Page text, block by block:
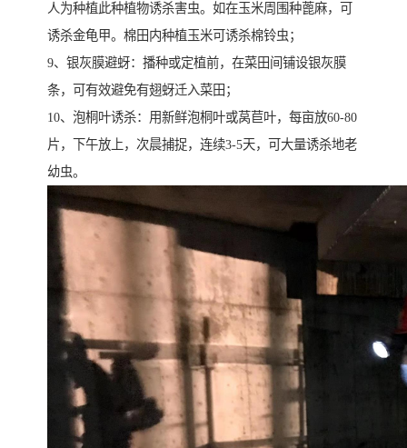
人为种植此种植物诱杀害虫。如在玉米周围种蓖麻，可
诱杀金龟甲。棉田内种植玉米可诱杀棉铃虫；
9、银灰膜避蚜：播种或定植前，在菜田间铺设银灰膜
条，可有效避免有翅蚜迁入菜田；
10、泡桐叶诱杀：用新鲜泡桐叶或莴苣叶，每亩放60-80
片，下午放上，次晨捕捉，连续3-5天，可大量诱杀地老
幼虫。